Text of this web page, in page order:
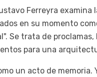
Ferreyra
en su momento
Se trata de
para una
un acto de